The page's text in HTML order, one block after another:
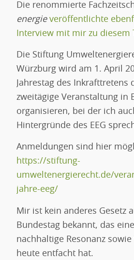
Die renommierte
energie veröffentlichte
Interview mit mir zu diesem
Die Stiftung
Würzburg wird am 1. April
Jahrestag des Inkrafttretens
zweitägige Veranstaltung in
organisieren, bei der ich
Hintergründe des EEG
Anmeldungen sind hier
https://stiftung-
umweltenergierecht.de/
jahre-eeg/
Mir ist kein anderes Gesetz
Bundestag bekannt, das
nachhaltige Resonanz
heute entfacht hat.